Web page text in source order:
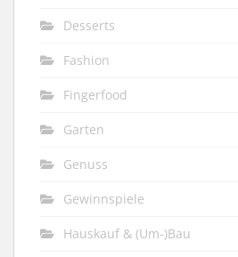
Desserts
Fashion
Fingerfood
Garten
Genuss
Gewinnspiele
Hauskauf & (Um-)Bau